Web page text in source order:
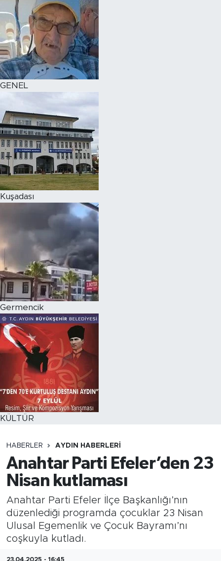
GENEL
Kuşadası
Germencik
KÜLTÜR
HABERLER AYDIN HABERLERI
Anahtar Parti Efeler’den 23
Nisan kutlaması
Anahtar Parti Efeler İlçe Başkanlığı’nın
düzenlediği programda çocuklar 23 Nisan
Ulusal Egemenlik ve Çocuk Bayramı’nı
coşkuyla kutladı.